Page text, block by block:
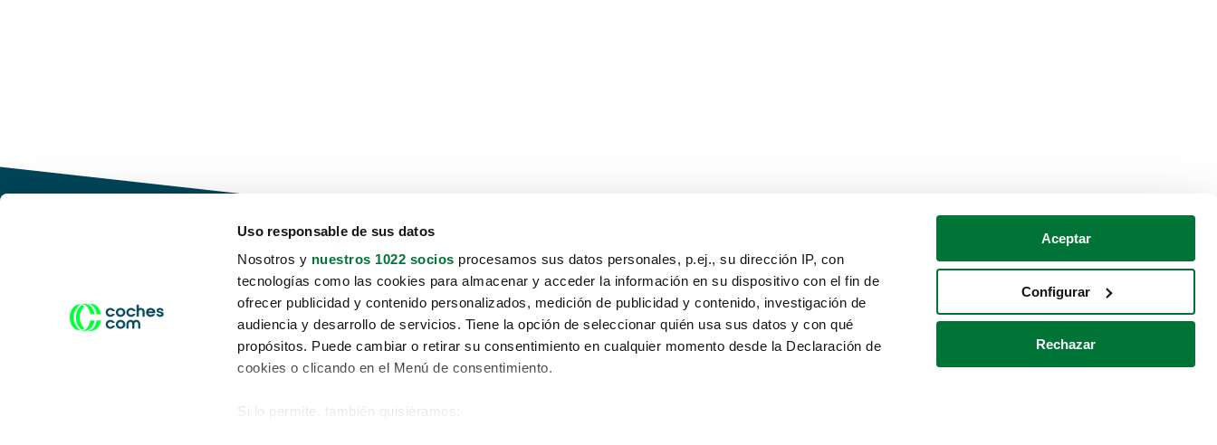
Uso responsable de sus datos
Nosotros y nuestros 1022 socios procesamos sus datos personales, p.ej., su dirección IP, con
tecnologías como las cookies para almacenar y acceder la información en su dispositivo con el fin de
ofrecer publicidad y contenido personalizados, medición de publicidad y contenido, investigación de
audiencia y desarrollo de servicios. Tiene la opción de seleccionar quién usa sus datos y con qué
propósitos. Puede cambiar o retirar su consentimiento en cualquier momento desde la Declaración de
cookies o clicando en el Menú de consentimiento.
Si lo permite, también quisiéramos:
Aceptar
Configurar
Rechazar
Conduce tu futuro,
desata tu movilidad